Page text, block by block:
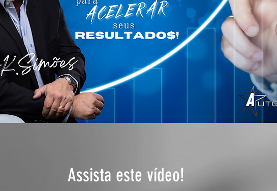
Assista este vídeo!